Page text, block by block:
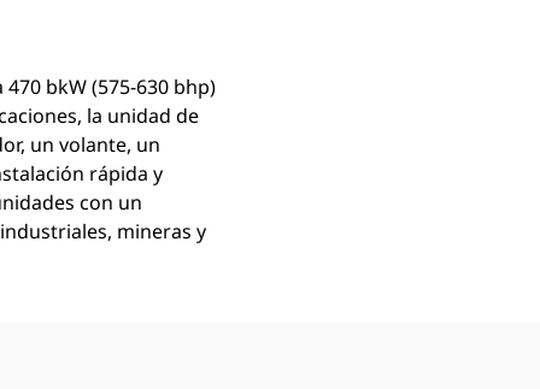
bkW (575-630 bhp)
la unidad de
un volante, un
rápida y
con un
mineras y